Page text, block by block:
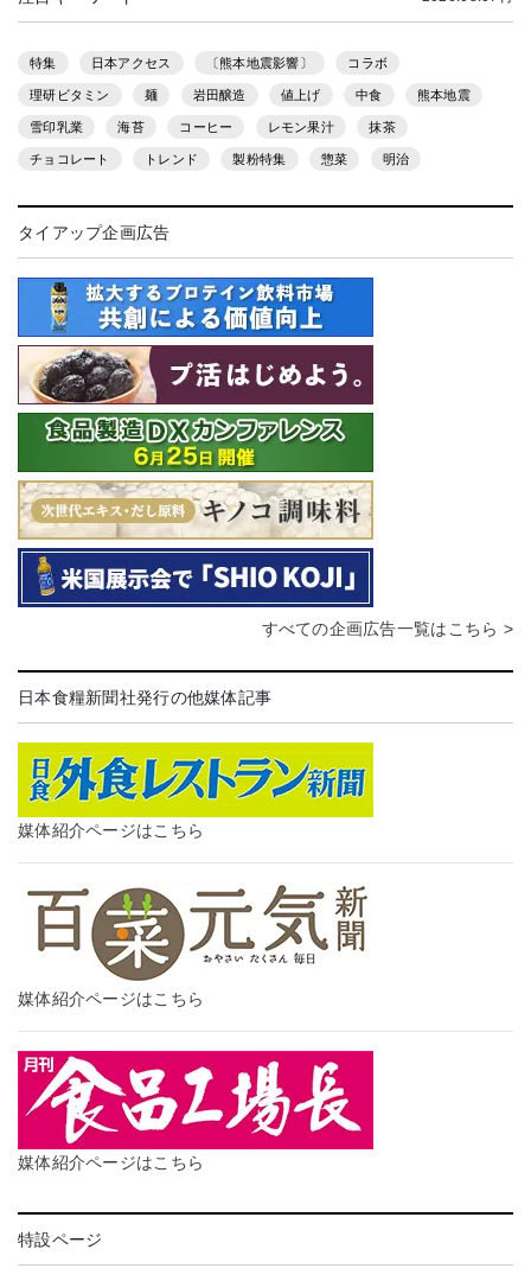
特集 日本アクセス 〔熊本地震影響〕 コラボ
理研ビタミン 麺 岩田醸造 値上げ 中食 熊本地震
雪印乳業 海苔 コーヒー レモン果汁 抹茶
チョコレート トレンド 製粉特集 惣菜 明治
タイアップ企画広告
すべての企画広告一覧はこちら >
日本食糧新聞社発行の他媒体記事
媒体紹介ページはこちら
媒体紹介ページはこちら
媒体紹介ページはこちら
特設ページ